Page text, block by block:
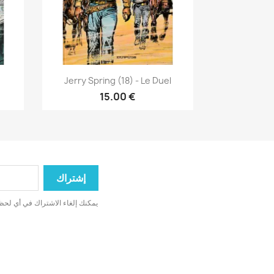
نظرة سريعة
Jerry Spring (18) - Le Duel
15.00 €
يمكنك إلغاء الاشتراك في أي